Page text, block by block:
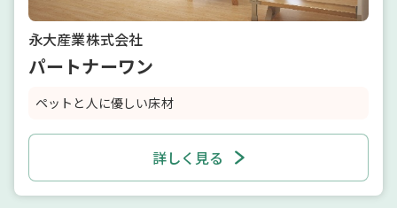
永大産業株式会社
パートナーワン
ペットと人に優しい床材
詳しく見る